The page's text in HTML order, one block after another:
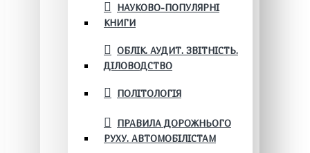
НАУКОВО-ПОПУЛЯРНІ
КНИГИ
ОБЛІК. АУДИТ. ЗВІТНІСТЬ.
ДІЛОВОДСТВО
ПОЛІТОЛОГІЯ
ПРАВИЛА ДОРОЖНЬОГО
РУХУ. АВТОМОБІЛІСТАМ